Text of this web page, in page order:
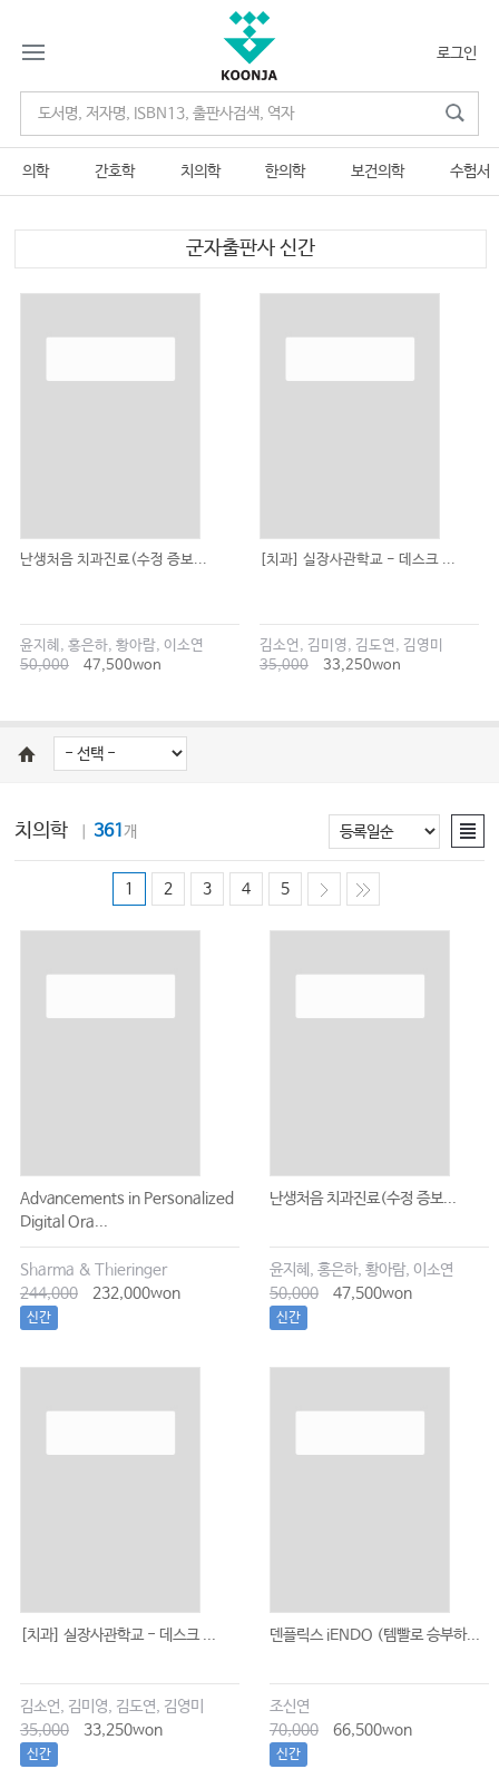
로그인
의학 간호학 치의학 한의학 보건의학 수험서
군자출판사 신간
난생처음 치과진료(수정 증보...
윤지혜, 홍은하, 황아람, 이소연
50,000
47,500won
[치과] 실장사관학교 - 데스크 ...
김소언, 김미영, 김도연, 김영미
35,000
33,250won
치의학 361개
1 2 3 4 5
Advancements in Personalized
Digital Ora...
Sharma & Thieringer
244,000
232,000won
신간
난생처음 치과진료(수정 증보...
윤지혜, 홍은하, 황아람, 이소연
50,000
47,500won
신간
[치과] 실장사관학교 - 데스크 ...
김소언, 김미영, 김도연, 김영미
35,000
33,250won
신간
덴플릭스 iENDO (템빨로 승부하...
조신연
70,000
66,500won
신간